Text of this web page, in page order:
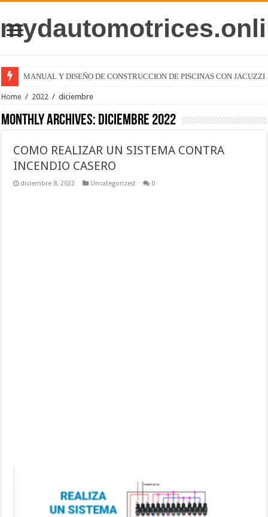
MANUAL Y DISEÑO DE CONSTRUCCION DE PISCINAS CON JACUZZI
Home / 2022 / diciembre
Monthly Archives: diciembre 2022
COMO REALIZAR UN SISTEMA CONTRA
INCENDIO CASERO
diciembre 8, 2022 Uncategorized 0